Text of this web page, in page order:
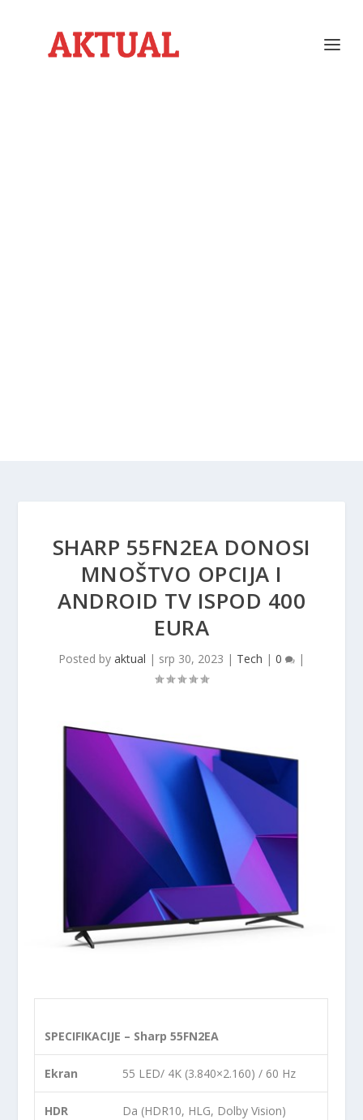
SHARP 55FN2EA DONOSI
MNOŠTVO OPCIJA I
ANDROID TV ISPOD 400
EURA
Posted by aktual | srp 30, 2023 | Tech | 0 |
SPECIFIKACIJE – Sharp 55FN2EA
Ekran 55 LED/ 4K (3.840×2.160) / 60 Hz
HDR Da (HDR10, HLG, Dolby Vision)